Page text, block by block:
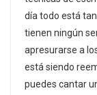
día todo está
tienen ningún
apresurarse a
está siendo
puedes cantar